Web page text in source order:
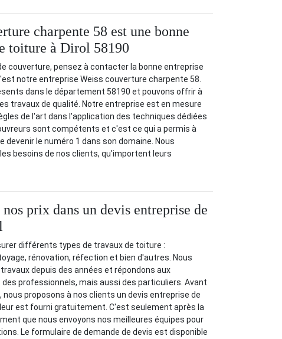
charpente 58 est une bonne
toiture à Dirol 58190
couverture, pensez à contacter la bonne entreprise
notre entreprise Weiss couverture charpente 58.
dans le département 58190 et pouvons offrir à
travaux de qualité. Notre entreprise est en mesure
de l'art dans l'application des techniques dédiées
sont compétents et c'est ce qui a permis à
devenir le numéro 1 dans son domaine. Nous
besoins de nos clients, qu'importent leurs
prix dans un devis entreprise de
différents types de travaux de toiture :
rénovation, réfection et bien d'autres. Nous
depuis des années et répondons aux
professionnels, mais aussi des particuliers. Avant
proposons à nos clients un devis entreprise de
est fourni gratuitement. C'est seulement après la
que nous envoyons nos meilleures équipes pour
Le formulaire de demande de devis est disponible